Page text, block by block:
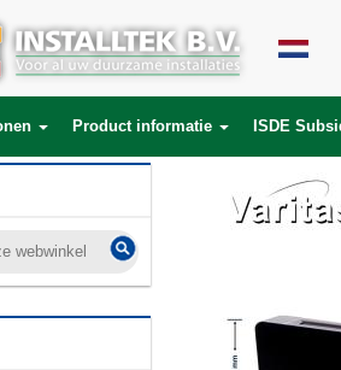
Product informatie ISDE